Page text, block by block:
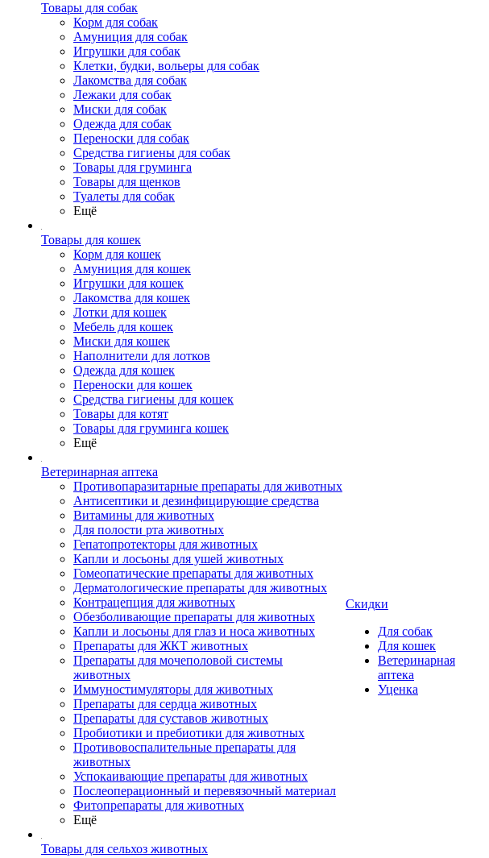
Товары для собак
Корм для собак
Амуниция для собак
Игрушки для собак
Клетки, будки, вольеры для собак
Лакомства для собак
Лежаки для собак
Миски для собак
Одежда для собак
Переноски для собак
Средства гигиены для собак
Товары для груминга
Товары для щенков
Туалеты для собак
Ещё
Товары для кошек
Корм для кошек
Амуниция для кошек
Игрушки для кошек
Лакомства для кошек
Лотки для кошек
Мебель для кошек
Миски для кошек
Наполнители для лотков
Одежда для кошек
Переноски для кошек
Средства гигиены для кошек
Товары для котят
Товары для груминга кошек
Ещё
Ветеринарная аптека
Противопаразитарные препараты для животных
Антисептики и дезинфицирующие средства
Витамины для животных
Для полости рта животных
Гепатопротекторы для животных
Капли и лосьоны для ушей животных
Гомеопатические препараты для животных
Дерматологические препараты для животных
Контрацепция для животных
Обезболивающие препараты для животных
Капли и лосьоны для глаз и носа животных
Препараты для ЖКТ животных
Препараты для мочеполовой системы
животных
Иммуностимуляторы для животных
Препараты для сердца животных
Препараты для суставов животных
Пробиотики и пребиотики для животных
Противовоспалительные препараты для
животных
Успокаивающие препараты для животных
Послеоперационный и перевязочный материал
Фитопрепараты для животных
Ещё
Товары для сельхоз животных
Скидки
Для собак
Для кошек
Ветеринарная
аптека
Уценка